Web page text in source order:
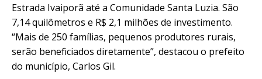
Estrada Ivaiporã até a Comunidade Santa Luzia. São
7,14 quilômetros e R$ 2,1 milhões de investimento.
“Mais de 250 famílias, pequenos produtores rurais,
serão beneficiados diretamente”, destacou o prefeito
do município, Carlos Gil.